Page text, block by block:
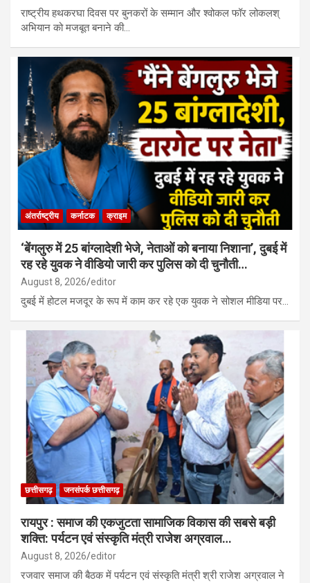
राष्ट्रीय हथकरघा दिवस पर बुनकरों के सम्मान और श्वोकल फॉर लोकलश्
अभियान को मजबूत बनाने की…
अंतर्राष्ट्रीय कर्नाटक क्राइम
‘बेंगलुरु में 25 बांग्लादेशी भेजे, नेताओं को बनाया निशाना’, दुबई में
रह रहे युवक ने वीडियो जारी कर पुलिस को दी चुनौती…
August 8, 2026 editor
दुबई में होटल मजदूर के रूप में काम कर रहे एक युवक ने सोशल मीडिया पर…
छत्तीसगढ़ जनसंपर्क छत्तीसगढ़
रायपुर : समाज की एकजुटता सामाजिक विकास की सबसे बड़ी
शक्ति: पर्यटन एवं संस्कृति मंत्री राजेश अग्रवाल…
August 8, 2026 editor
रजवार समाज की बैठक में पर्यटन एवं संस्कृति मंत्री श्री राजेश अग्रवाल ने